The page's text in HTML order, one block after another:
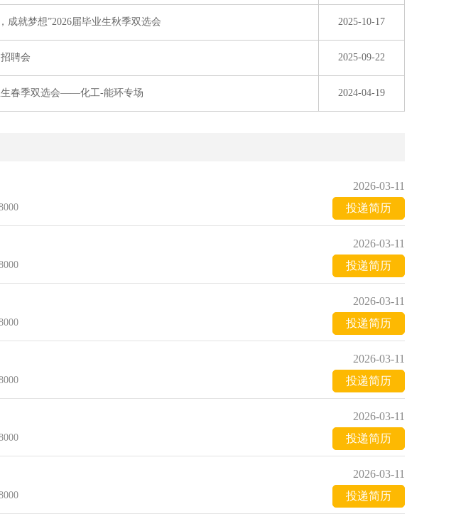
成就梦想”2026届毕业生秋季双选会 2025-10-17
聘会 2025-09-22
生春季双选会——化工-能环专场 2024-04-19
2026-03-11
投递简历
2026-03-11
投递简历
2026-03-11
投递简历
2026-03-11
投递简历
2026-03-11
投递简历
2026-03-11
投递简历